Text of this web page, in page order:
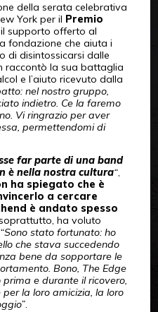
della serata celebrativa
York per il Premio
supporto offerto al
fondazione che aiuta i
di disintossicarsi dalle
raccontò la sua battaglia
e l’aiuto ricevuto dalla
nel nostro gruppo,
indietro. Ce la faremo
Vi ringrazio per aver
permettendomi di
far parte di una band
è nella nostra cultura“,
ha spiegato che è
a cercare
è andato spesso
ha voluto
“Sono stato fortunato: ho
che stava succedendo
bene da sopportare le
Bono, The Edge
e durante il ricovero,
la loro amicizia, la loro
.